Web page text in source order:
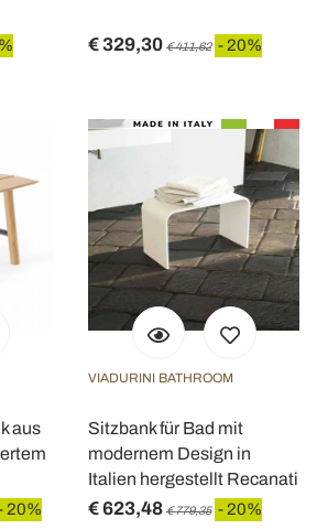
€ 329,30 € 411,62 - 20%
aus
20%
VIADURINI BATHROOM
Sitzbank für Bad mit
modernem Design in
Italien hergestellt Recanati
€ 623,48 € 779,35 - 20%